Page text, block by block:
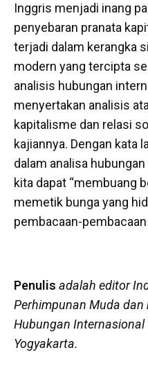
Inggris menjadi inang
penyebaran pranata
terjadi dalam kerangka
modern yang tercipta
analisis hubungan
menyertakan analisis
kapitalisme dan relasi
kajiannya. Dengan kata
dalam analisa
kita dapat “membuang
memetik bunga yang
pembacaan-
Penulis adalah editor
Perhimpunan Muda
Hubungan Internasional
Yogyakarta.